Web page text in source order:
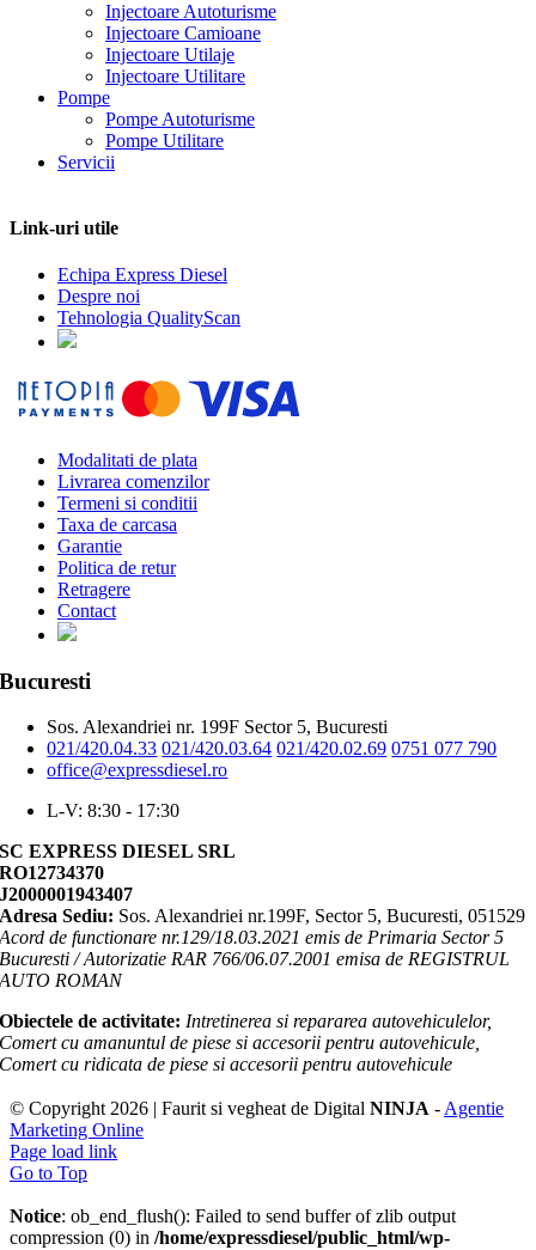
Injectoare Autoturisme
Injectoare Camioane
Injectoare Utilaje
Injectoare Utilitare
Pompe
Pompe Autoturisme
Pompe Utilitare
Servicii
Link-uri utile
Echipa Express Diesel
Despre noi
Tehnologia QualityScan
Modalitati de plata
Livrarea comenzilor
Termeni si conditii
Taxa de carcasa
Garantie
Politica de retur
Retragere
Contact
Bucuresti
Sos. Alexandriei nr. 199F Sector 5, Bucuresti
021/420.04.33 021/420.03.64 021/420.02.69 0751 077 790
office@expressdiesel.ro
L-V: 8:30 - 17:30
SC EXPRESS DIESEL SRL
RO12734370
J2000001943407
Adresa Sediu: Sos. Alexandriei nr.199F, Sector 5, Bucuresti, 051529
Acord de functionare nr.129/18.03.2021 emis de Primaria Sector 5
Bucuresti / Autorizatie RAR 766/06.07.2001 emisa de REGISTRUL
AUTO ROMAN
Obiectele de activitate: Intretinerea si repararea autovehiculelor,
Comert cu amanuntul de piese si accesorii pentru autovehicule,
Comert cu ridicata de piese si accesorii pentru autovehicule
© Copyright 2026 | Faurit si vegheat de Digital NINJA - Agentie
Marketing Online
Page load link
Go to Top
Notice: ob_end_flush(): Failed to send buffer of zlib output
compression (0) in /home/expressdiesel/public_html/wp-